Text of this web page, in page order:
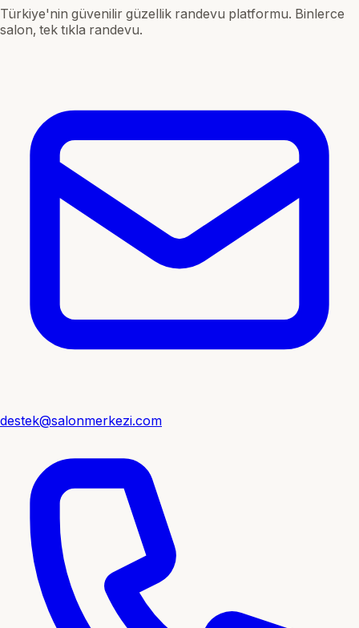
Türkiye'nin güvenilir güzellik randevu platformu. Binlerce
salon, tek tıkla randevu.
destek@salonmerkezi.com